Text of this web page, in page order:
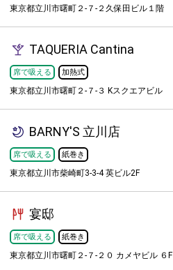
東京都立川市曙町２-７-２久保田ビル１階
TAQUERIA Cantina
席で吸える 加熱式
東京都立川市曙町２-７-３ Kスクエアビル
BARNY'S 立川店
席で吸える 紙巻き
東京都立川市柴崎町3-3-4 英ビル2F
宴邸
席で吸える 紙巻き
東京都立川市曙町２-７-２０ カメヤビル ６F